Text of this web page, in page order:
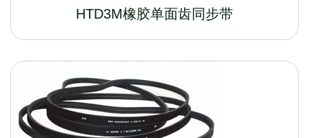
HTD3M橡胶单面齿同步带